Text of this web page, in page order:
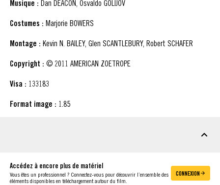
Musique : Dan DEACON, Osvaldo GOLIJOV
Costumes : Marjorie BOWERS
Montage : Kevin N. BAILEY, Glen SCANTLEBURY, Robert SCHAFER
Copyright : © 2011 AMERICAN ZOETROPE
Visa : 133183
Format image : 1.85
Accédez à encore plus de matériel
Vous êtes un professionnel ? Connectez-vous pour découvrir l’ensemble des
éléments disponibles en téléchargement autour du film.
CONNEXION